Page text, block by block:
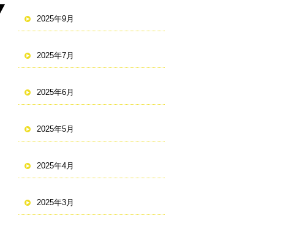
2025年9月
2025年7月
2025年6月
2025年5月
2025年4月
2025年3月